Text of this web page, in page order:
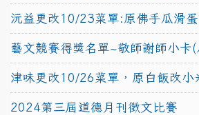
沅益更改10/23菜單:原佛手瓜滑
藝文競賽得獎名單~敬師謝師小卡(
津味更改10/26菜單，原白飯改小
2024第三屆道德月刊徵文比賽